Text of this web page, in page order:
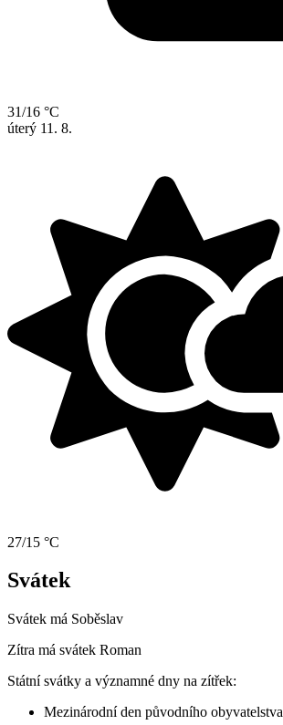
31/16 °C
úterý 11. 8.
27/15 °C
Svátek
Svátek má Soběslav
Zítra má svátek Roman
Státní svátky a významné dny na zítřek:
Mezinárodní den původního obyvatelstva